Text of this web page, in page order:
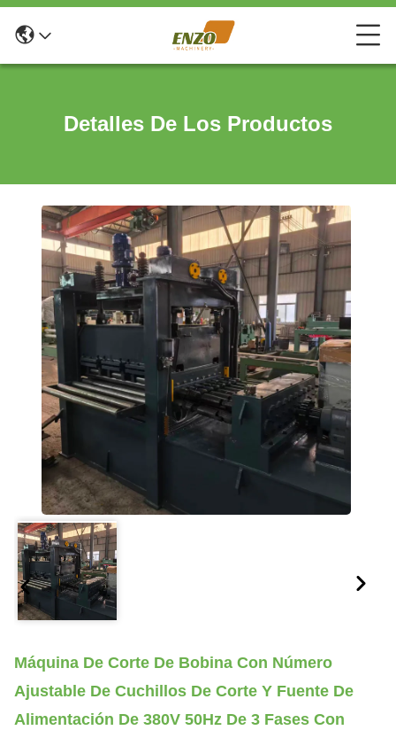
Detalles De Los Productos
Máquina De Corte De Bobina Con Número
Ajustable De Cuchillos De Corte Y Fuente De
Alimentación De 380V 50Hz De 3 Fases Con